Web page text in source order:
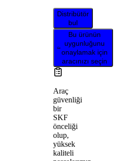
Distribütör
bul
Bu ürünün
uygunluğunu
onaylamak için
aracınızı seçin
Araç
güvenliği
bir
SKF
önceliği
olup,
yüksek
kaliteli